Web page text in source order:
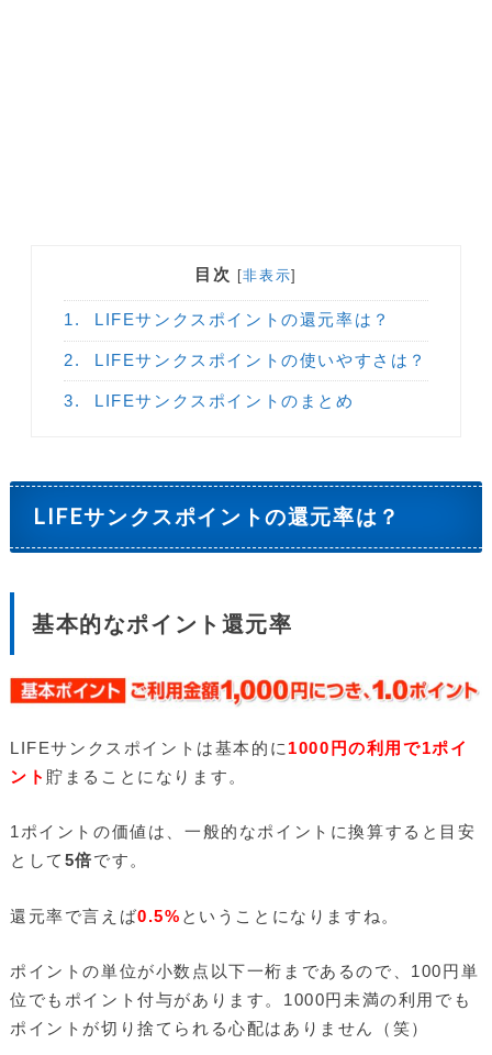
目次 [非表示]
1. LIFEサンクスポイントの還元率は？
2. LIFEサンクスポイントの使いやすさは？
3. LIFEサンクスポイントのまとめ
LIFEサンクスポイントの還元率は？
基本的なポイント還元率
LIFEサンクスポイントは基本的に 1000円の利用で1ポイ
ント 貯まることになります。
1ポイントの価値は、一般的なポイントに換算すると目安
として 5倍です。
還元率で言えば0.5% ということになりますね。
ポイントの単位が小数点以下一桁まであるので、100円単
位でもポイント付与があります。1000円未満の利用でも
ポイントが切り捨てられる心配はありません（笑）